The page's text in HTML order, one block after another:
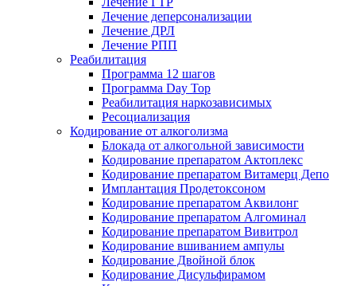
Лечение деперсонализации
Лечение ДРЛ
Лечение РПП
Реабилитация
Программа 12 шагов
Программа Day Top
Реабилитация наркозависимых
Ресоциализация
Кодирование от алкоголизма
Блокада от алкогольной зависимости
Кодирование препаратом Актоплекс
Кодирование препаратом Витамерц Депо
Имплантация Продетоксоном
Кодирование препаратом Аквилонг
Кодирование препаратом Алгоминал
Кодирование препаратом Вивитрол
Кодирование вшиванием ампулы
Кодирование Двойной блок
Кодирование Дисульфирамом